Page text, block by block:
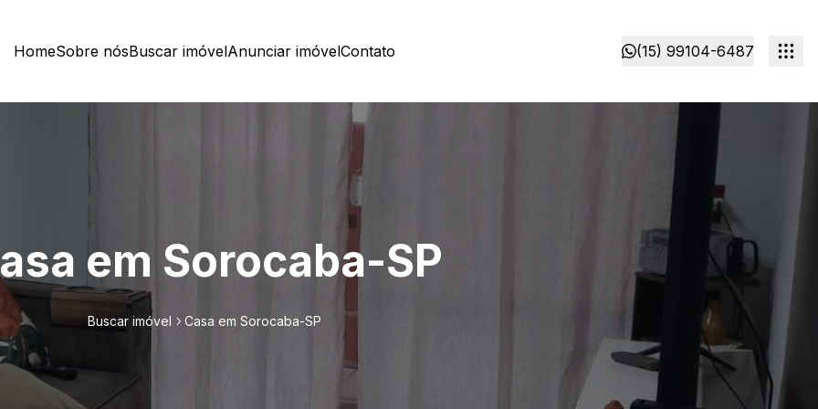
HomeSobre nósBuscar imóvelAnunciar imóvelContato (15) 99104-6487
em Sorocaba-SP
Buscar imóvel Casa em Sorocaba-SP